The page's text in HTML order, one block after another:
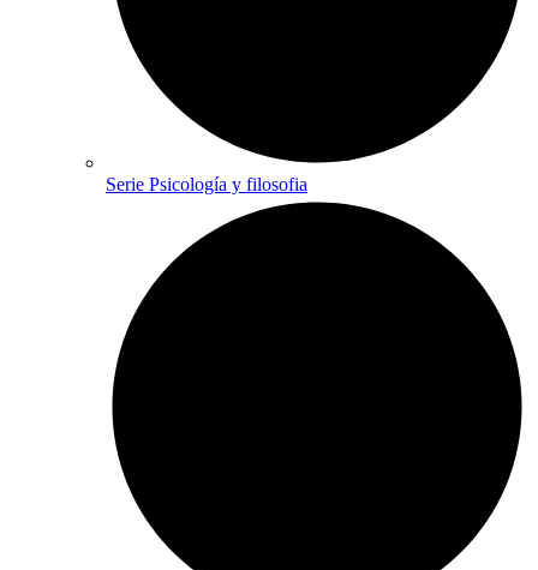
Serie Psicología y filosofia